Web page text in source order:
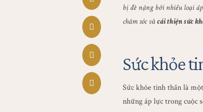
bị đè nặng bởi nhiều loại
chăm sóc vàcải thiện sức
Sức khỏe
Sức khỏe tinh thần là
những áp lực trong cuộc